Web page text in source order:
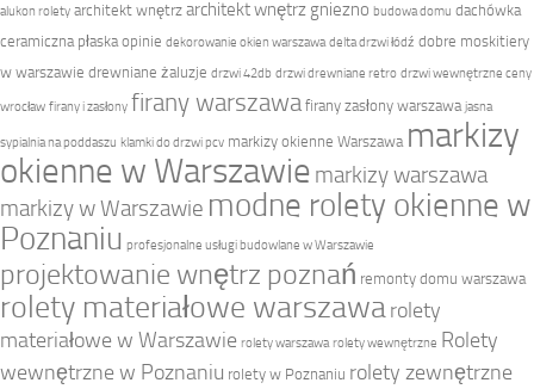
alukon rolety architekt wnętrz architekt wnętrz gniezno budowa domu dachówka
ceramiczna płaska opinie dekorowanie okien warszawa delta drzwi łódź dobre moskitiery
w warszawie drewniane żaluzje drzwi 42db drzwi drewniane retro drzwi wewnętrzne ceny
wrocław firany i zasłony firany warszawa firany zasłony warszawa jasna
sypialnia na poddaszu klamki do drzwi pcv markizy okienne Warszawa markizy
okienne w Warszawie markizy warszawa
markizy w Warszawie modne rolety okienne w
Poznaniu profesjonalne usługi budowlane w Warszawie
projektowanie wnętrz poznań remonty domu warszawa
rolety materiałowe warszawa rolety
materiałowe w Warszawie rolety warszawa rolety wewnętrzne Rolety
wewnętrzne w Poznaniu rolety w Poznaniu rolety zewnętrzne